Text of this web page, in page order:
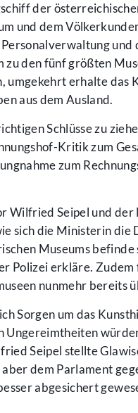
der
und dem
zu den fünf größten
umgekehrt erhalte das
aus dem Ausland.
Schlüsse zu
Kritik zum
zum
Wilfried Seipel und der
sich die Ministerin die
Museums befinde
Polizei erkläre. Zudem
nunmehr bereits
Sorgen um das
Ungereimtheiten
Seipel stellte
dem Parlament
abgesichert